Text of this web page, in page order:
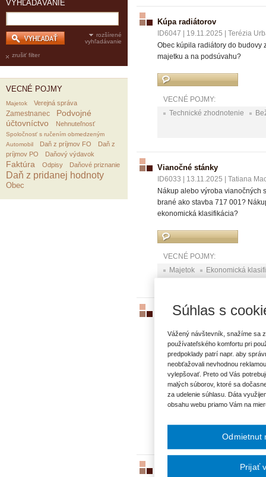
VYHĽADÁVANIE
rozšírené
vyhľadávanie
zrušiť filter
VECNÉ POJMY
Majetok Verejná správa
Zamestnanec
Podvojné
účtovníctvo
Nehnuteľnosť
Spoločnosť s ručením obmedzeným
Automobil
Daň z príjmov FO
Daň z
príjmov PO
Daňový výdavok
Faktúra Odpisy Daňové priznanie
Daň z pridanej hodnoty
Obec
Kúpa radiátorov
ID6047 19.11.2025
Terézia
Obec kúpila radiátory do budovy
majetku a na podsúvahu?
VECNÉ POJMY:
Technické zhodnotenie
Vianočné stánky
ID6033 13.11.2025
Tatiana
Nákup alebo výroba vianočných
brané ako stavba 717 001?
ekonomická klasifikácia?
VECNÉ POJMY:
Majetok
Ekonomická
Inžinierske siete
Vytýčenie inžinierskych sietí
rozpočtujú na položke 716
aký zvoliť postup účtovania? Je
VECNÉ POJMY:
Bežné alebo kapitálové
Súhlas s
Vážený návštevník, snažíme sa
používateľského komfortu pri
predpoklady patrí napr. aby
neobťažovali nevhodnou
vylepšovať. Preto od Vás
malých súborov, ktoré sa
za udelenie súhlasu. Dáta
obsahu webu priamo Vám na
Odmietnut
Prijať